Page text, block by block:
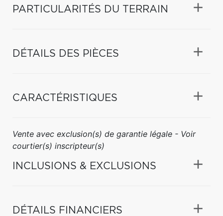
PARTICULARITÉS DU TERRAIN
DÉTAILS DES PIÈCES
CARACTÉRISTIQUES
Vente avec exclusion(s) de garantie légale - Voir
courtier(s) inscripteur(s)
INCLUSIONS & EXCLUSIONS
DÉTAILS FINANCIERS